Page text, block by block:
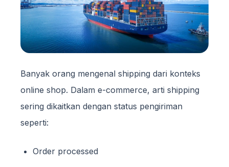
Banyak orang mengenal shipping dari konteks
online shop. Dalam e-commerce, arti shipping
sering dikaitkan dengan status pengiriman
seperti:
Order processed